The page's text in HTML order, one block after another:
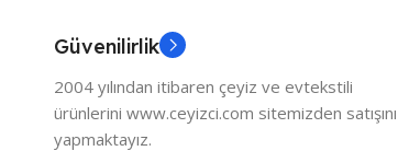
Güvenilirlik
2004 yılından itibaren çeyiz ve evtekstili
ürünlerini www.ceyizci.com sitemizden satışını
yapmaktayız.